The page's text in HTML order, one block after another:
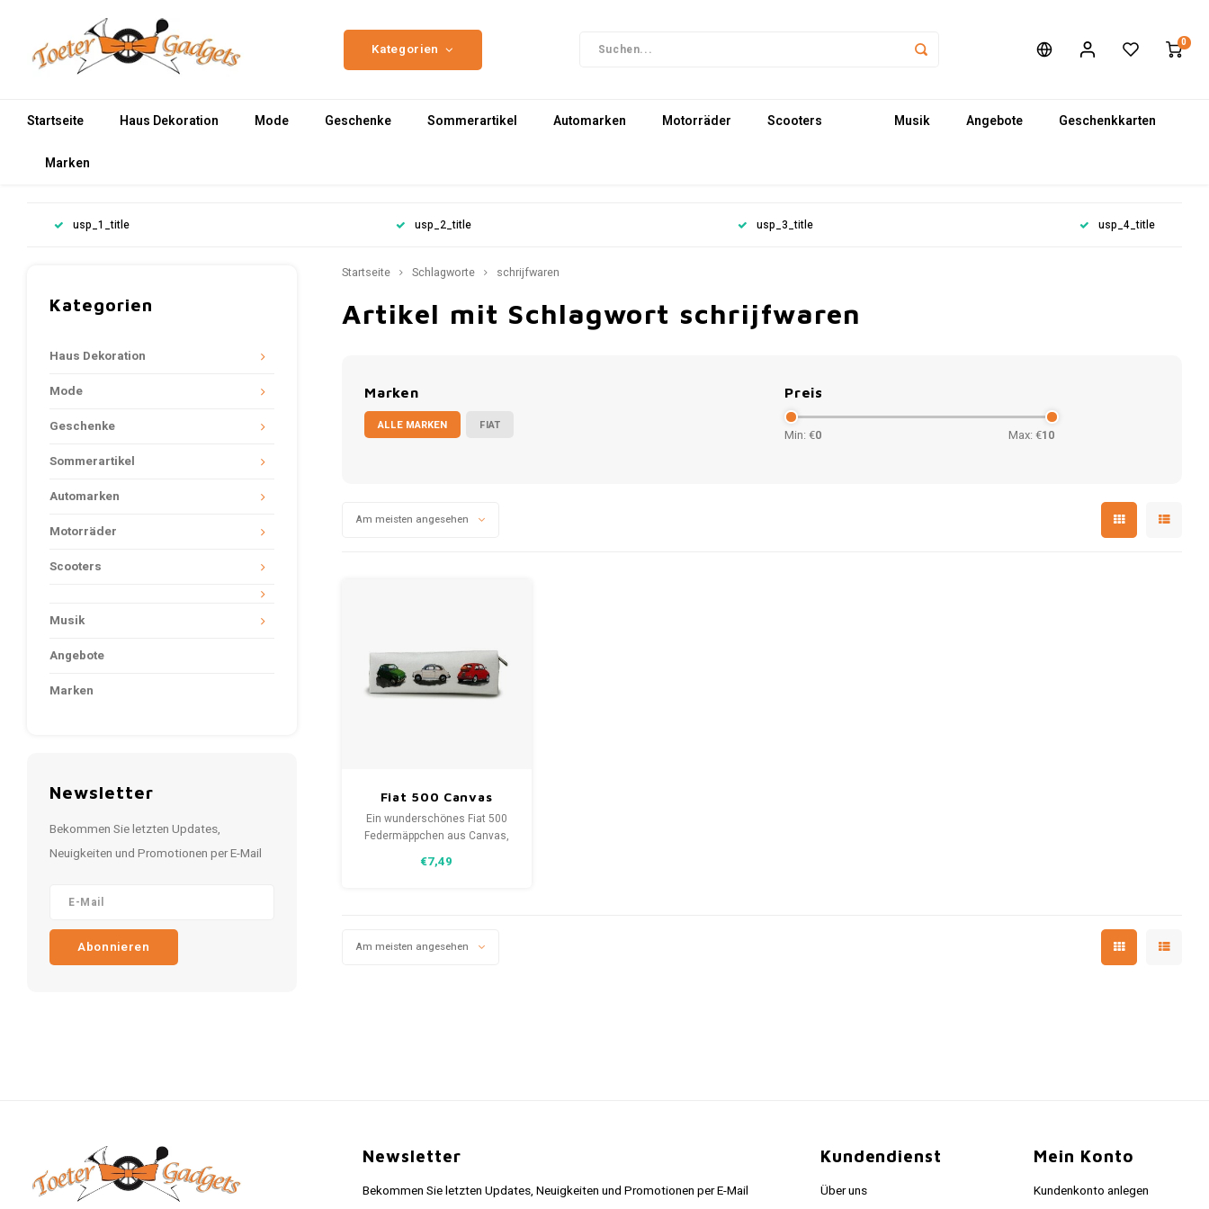
Kategorien 0
Startseite Haus Dekoration Mode Geschenke Sommerartikel Automarken Motorräder Scooters Musik Angebote Geschenkkarten
Marken
usp_1_title usp_2_title usp_3_title usp_4_title
Kategorien
Haus Dekoration
Mode
Geschenke
Sommerartikel
Automarken
Motorräder
Scooters
Musik
Angebote
Marken
Newsletter
Bekommen Sie letzten Updates,
Neuigkeiten und Promotionen per E-Mail
Abonnieren
Startseite Schlagworte schrijfwaren
Artikel mit Schlagwort schrijfwaren
Marken
ALLE MARKEN FIAT
Preis
Min: €0 Max: €10
Am meisten angesehen
Fiat 500 Canvas
Federtasche
Ein wunderschönes Fiat 500
Federmäppchen aus Canvas,
Sammlung schützt. Mit
Geschenk für den Fiat-
€7,49
Am meisten angesehen
Newsletter
Bekommen Sie letzten Updates, Neuigkeiten und Promotionen per E-Mail
Kundendienst
Über uns
Mein Konto
Kundenkonto anlegen